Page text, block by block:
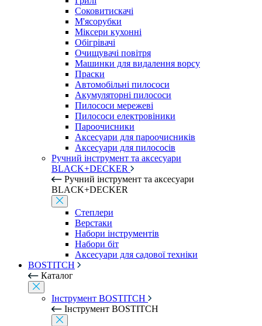
Соковитискачі
М'ясорубки
Міксери кухонні
Обігрівачі
Очищувачі повітря
Машинки для видалення ворсу
Праски
Автомобільні пилососи
Акумуляторні пилососи
Пилососи мережеві
Пилососи електровіники
Пароочисники
Аксесуари для пароочисників
Аксесуари для пилососів
Ручний інструмент та аксесуари
BLACK+DECKER
Ручний інструмент та аксесуари
BLACK+DECKER
Степлери
Верстаки
Набори інструментів
Набори біт
Аксесуари для садової техніки
BOSTITCH
Каталог
Інструмент BOSTITCH
Інструмент BOSTITCH